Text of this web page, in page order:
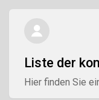
Liste der
Hier finden Sie